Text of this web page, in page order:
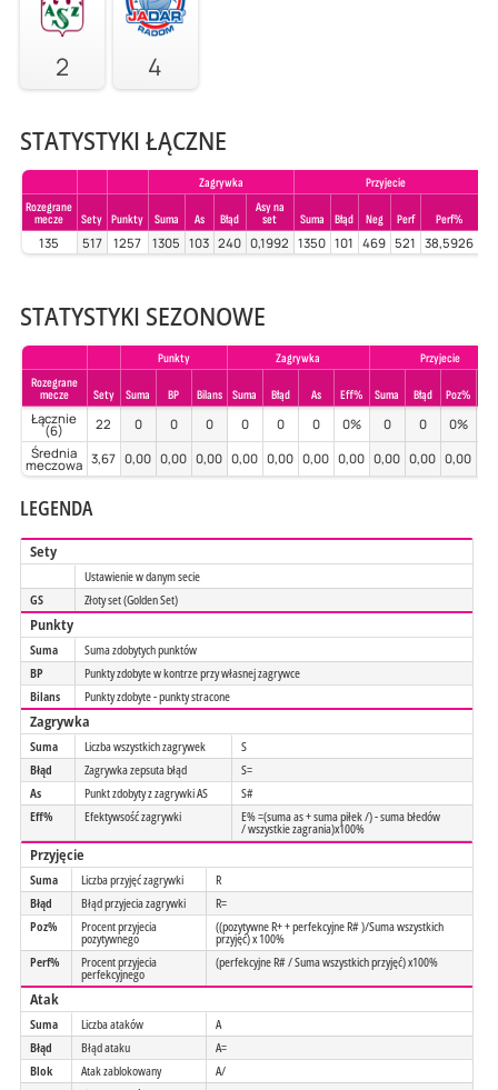
2 4
STATYSTYKI ŁĄCZNE
Zagrywka
Przyjecie
Rozegrane
mecze
Sety Punkty Suma As Błąd
Asy na
set
Suma Błąd Neg Perf Perf%
135 517 1257 1305 103 240 0,1992 1350 101 469 521 38,5926
STATYSTYKI SEZONOWE
Punkty Zagrywka
Przyjecie
Rozegrane
mecze
Sety Suma BP Bilans Suma Błąd As Eff% Suma Błąd Poz%
Łącznie
(6) 22 0 0 0 0 0 0 0% 0 0 0%
Średnia
meczowa 3,67 0,00 0,00 0,00 0,00 0,00 0,00 0,00 0,00 0,00 0,00
LEGENDA
Sety
Ustawienie w danym secie
GS
Złoty set (Golden Set)
Punkty
Suma
Suma zdobytych punktów
BP
Punkty zdobyte w kontrze przy własnej zagrywce
Bilans
Punkty zdobyte - punkty stracone
Zagrywka
Suma Liczba wszystkich zagrywek
S
Błąd
Zagrywka zepsuta błąd
S=
As
Punkt zdobyty z zagrywki AS
S#
Eff%
Efektywsość zagrywki E% =(suma as + suma piłek /) - suma błedów
/ wszystkie zagrania)x100%
Przyjęcie
Suma Liczba przyjęć zagrywki
R
Błąd
Błąd przyjecia zagrywki
R=
Poz%
Procent przyjecia
pozytywnego
((pozytywne R+ + perfekcyjne R# )/Suma wszystkich
przyjęć) x 100%
Perf%
Procent przyjecia
perfekcyjnego
(perfekcyjne R# / Suma wszystkich przyjęć) x100%
Atak
Suma Liczba ataków
A
Błąd
Błąd ataku
A=
Blok
Atak zablokowany
A/